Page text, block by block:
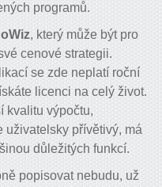
programů.
, který může být pro
cenové strategii.
se zde neplatí roční
licenci na celý život.
kvalitu výpočtu,
uživatelsky přívětivý, má
důležitých funkcí.
popisovat nebudu, už